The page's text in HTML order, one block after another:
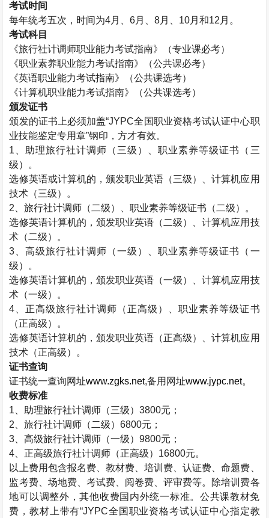
考试时间
每年统考五次，时间为4月、6月、8月、 10月和12 月。
考试科目
《旅行社计调师职业能力考试指南》（专业课必考）
《职业素养职业能力考试指南》（公共课必考）
《英语职业能力考试指南》（公共课选考）
《计算机职业能力考试指南》（公共课选考）
颁发证书
颁发的证书上必须加盖“JYPC全国职业资格考试认证中心职
业技能鉴定专用章”钢印，方才有效。
1 、助理旅行社计调师（三级）、职业素养等级证书（三
级）。
选修英语或计算机的，颁发职业英语（三级）、计算机应用
技术（三级）。
2 、旅行社计调师（二级）、职业素养等级证书（二级）。
选修英语计算机的，颁发职业英语（二级）、计算机应用技
术（二级）。
3 、高级旅行社计调师（一级）、职业素养等级证书（一
级）。
选修英语计算机的，颁发职业英语（一级）、计算机应用技
术（一级）。
4 、正高级旅行社计调师（正高级）、职业素养等级证书
（正高级）。
选修英语计算机的，颁发职业英语（正高级）、计算机应用
技术（正高级）。
证书查询
证书统一查询网址www.zgks.net,备用网址www.jypc.net。
收费标准
1 、助理旅行社计调师（三级）3800元；
2 、旅行社计调师（二级）6800元；
3 、高级旅行社计调师（一级）9800元；
4 、正高级旅行社计调师（正高级） 16800元。
以上费用包含报名费、教材费、培训费、认证费、命题费、
监考费、场地费、考试费、阅卷费、评审费等。除培训费各
地可以调整外，其他收费国内外统一标准。公共课教材免
费，教材上带有“JYPC全国职业资格考试认证中心指定教